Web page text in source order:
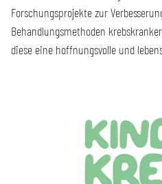
Forschungsprojekte zur
Behandlungsmethoden
diese eine hoffnungsvolle und